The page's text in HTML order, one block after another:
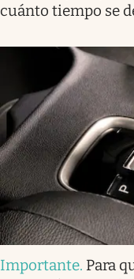
cuánto tiempo se
Importante. Para